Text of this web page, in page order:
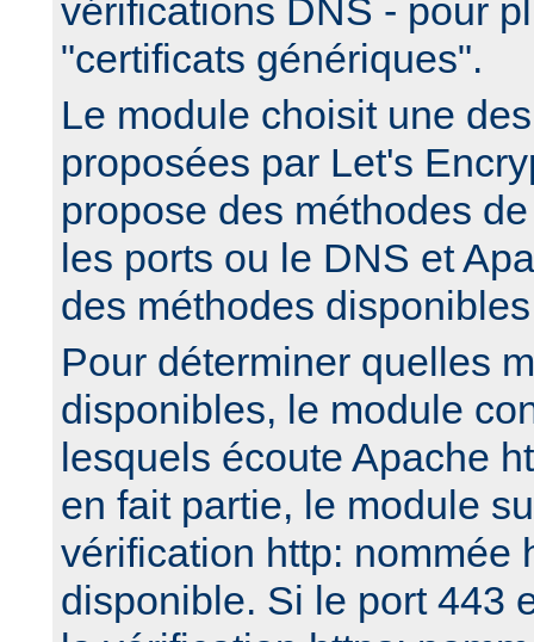
vérifications DNS - pour
"certificats génériques".
Le module choisit une
proposées par Let's
propose des méthodes
les ports ou le DNS et
des méthodes
Pour déterminer quelles
disponibles, le module
lesquels écoute Apache
en fait partie, le module
vérification http: nommée
disponible. Si le port 443